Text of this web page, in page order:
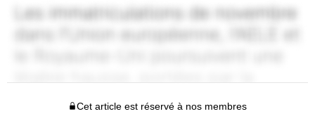
Cet article est réservé à nos membres